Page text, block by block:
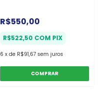
R$550,00
R$522,50 COM PIX
6 x de R$91,67 sem juros